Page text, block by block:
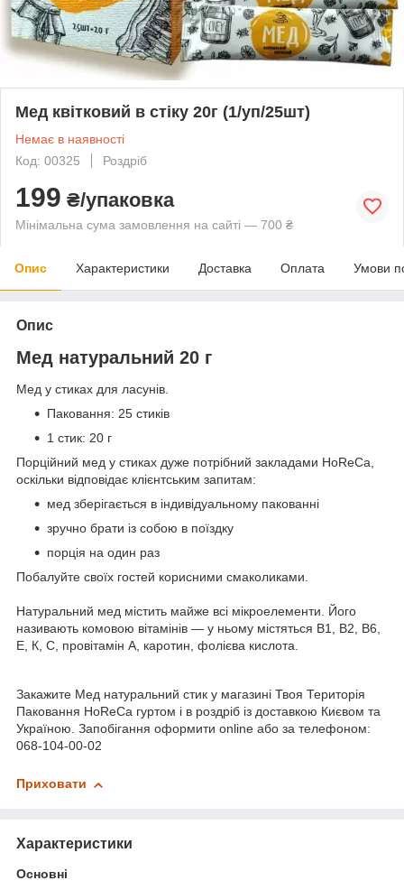
Мед квітковий в стіку 20г (1/уп/25шт)
Немає в наявності
Код: 00325
Роздріб
199 ₴/упаковка
Мінімальна сума замовлення на сайті — 700 ₴
Опис Характеристики Доставка Оплата Умови
Опис
Мед натуральний 20 г
Мед у стиках для ласунів.
Паковання: 25 стиків
1 стик: 20 г
Порційний мед у стиках дуже потрібний закладами HoReCa,
оскільки відповідає клієнтським запитам:
мед зберігається в індивідуальному пакованні
зручно брати із собою в поїздку
порція на один раз
Побалуйте своїх гостей корисними смаколиками.
Натуральний мед містить майже всі мікроелементи. Його
називають комовою вітамінів — у ньому містяться В1, В2, В6,
Е, К, С, провітамін А, каротин, фолієва кислота.
Закажите Мед натуральний стик у магазині Твоя Територія
Паковання HoReCa гуртом і в роздріб із доставкою Києвом та
Україною. Запобігання оформити online або за телефоном:
068-104-00-02
Приховати
Характеристики
Основні